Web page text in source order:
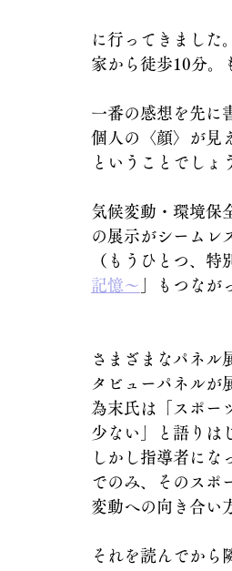
に行ってきました。
家から徒歩10分。
一番の感想を先に
個人の〈顔〉が見
ということでしょ
気候変動・環境保
の展示がシームレ
（もうひとつ、
記憶～ 」もつなが
さまざまなパネル
タビューパネルが
為末氏は「スポー
少ない」と語りは
しかし指導者に
でのみ、そのスポ
変動への向き合い
それを読んでから